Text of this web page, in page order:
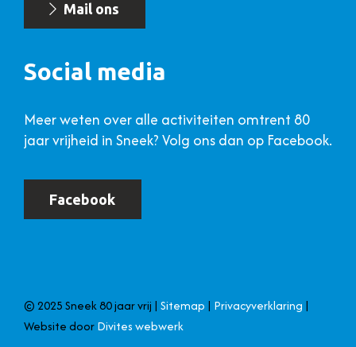
Mail ons
Social media
Meer weten over alle activiteiten omtrent 80
jaar vrijheid in Sneek? Volg ons dan op Facebook.
Facebook
© 2025 Sneek 80 jaar vrij | Sitemap | Privacyverklaring |
Website doorDivites webwerk